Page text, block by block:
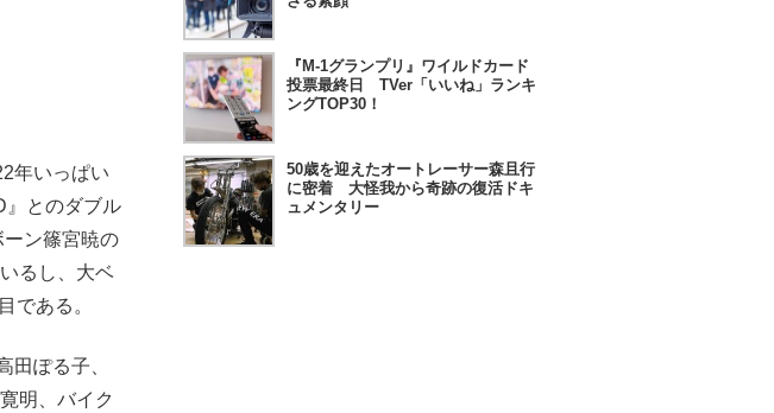
年いっぱい
』とのダブル
ン篠宮暁の
るし、大ベ
である。
ぽる子、
明、バイク
『M-1グランプリ』ワイルドカード
投票最終日 TVer「いいね」ランキ
ングTOP30！
50歳を迎えたオートレーサー森且行
に密着 大怪我から奇跡の復活ドキ
ュメンタリー